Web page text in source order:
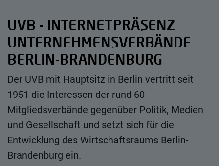
UVB - INTERNETPRÄSENZ
UNTERNEHMENSVERBÄNDE
BERLIN-BRANDENBURG
Der UVB mit Hauptsitz in Berlin vertritt seit
1951 die Interessen der rund 60
Mitgliedsverbände gegenüber Politik, Medien
und Gesellschaft und setzt sich für die
Entwicklung des Wirtschaftsraums Berlin-
Brandenburg ein.